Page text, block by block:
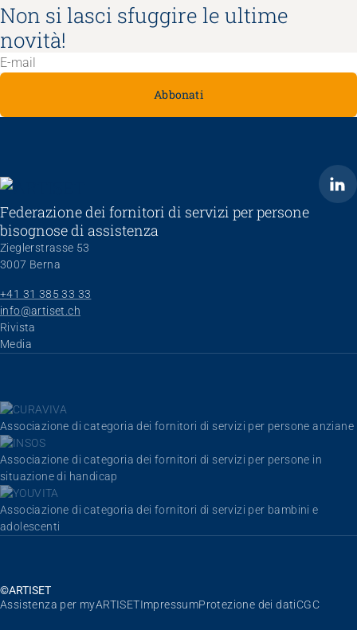
Non si lasci sfuggire le ultime
novità!
Abbonati
ARTISET
Federazione dei fornitori di servizi per persone
bisognose di assistenza
Zieglerstrasse 53
3007 Berna
+41 31 385 33 33
info@artiset.ch
Skip navigation
Rivista
Media
Associazione di categoria dei fornitori di servizi per persone anziane
Associazione di categoria dei fornitori di servizi per persone in
situazione di handicap
Associazione di categoria dei fornitori di servizi per bambini e
adolescenti
©ARTISET
Skip navigation
Assistenza per myARTISETImpressumProtezione dei datiCGC